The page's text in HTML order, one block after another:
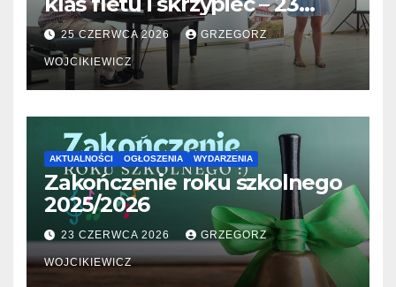
06.2026
25 CZERWCA 2026 GRZEGORZ
WOJCIKIEWICZ
AKTUALNOŚCI OGŁOSZENIA WYDARZENIA
Zakończenie roku szkolnego
2025/2026
23 CZERWCA 2026 GRZEGORZ
WOJCIKIEWICZ